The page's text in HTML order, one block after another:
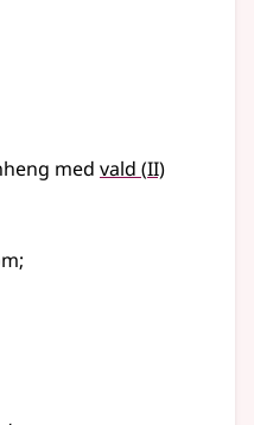
med vald (2
II)
;